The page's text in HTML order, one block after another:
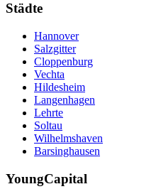
Städte
Hannover
Salzgitter
Cloppenburg
Vechta
Hildesheim
Langenhagen
Lehrte
Soltau
Wilhelmshaven
Barsinghausen
YoungCapital